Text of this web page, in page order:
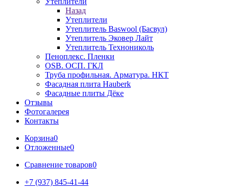
Назад
Утеплители
Утеплитель Baswool (Басвул)
Утеплитель Эковер Лайт
Утеплитель Технониколь
Пеноплекс. Пленки
OSB. ОСП. ГКЛ
Труба профильная. Арматура. НКТ
Фасадная плита Hauberk
Фасадные плиты Дёке
Отзывы
Фотогалерея
Контакты
Корзина0
Отложенные0
Сравнение товаров0
+7 (937) 845-41-44